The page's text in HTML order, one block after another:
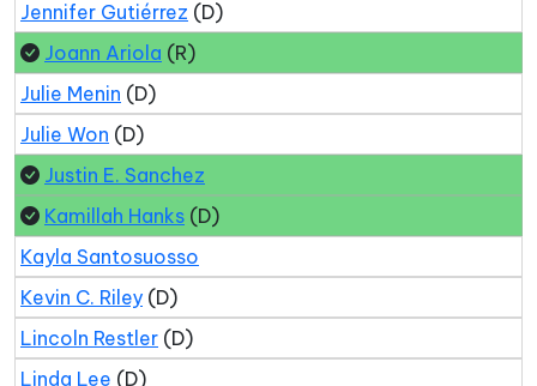
Jennifer Gutiérrez (D)
Joann Ariola (R)
Julie Menin (D)
Julie Won (D)
Justin E. Sanchez
Kamillah Hanks (D)
Kayla Santosuosso
Kevin C. Riley (D)
Lincoln Restler (D)
Linda Lee (D)